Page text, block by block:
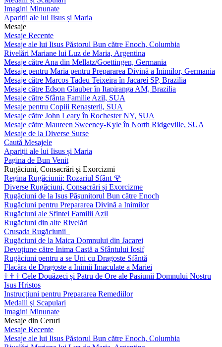
Imagini Minunate
Apariții ale lui Iisus și Maria
Mesaje
Mesaje Recente
Mesaje ale lui Iisus Păstorul Bun către Enoch, Columbia
Rivelări Mariane lui Luz de Maria, Argentina
Mesaje către Ana din Mellatz/Goettingen, Germania
Mesaje pentru Maria pentru Prepararea Divină a Inimilor, Germania
Mesaje către Marcos Tadeu Teixeira în Jacareí SP, Brazilia
Mesaje către Edson Glauber în Itapiranga AM, Brazilia
Mesaje către Sfânta Familie Azil, SUA
Mesaje pentru Copiii Renașterii, SUA
Mesaje către John Leary în Rochester NY, SUA
Mesaje către Maureen Sweeney-Kyle în North Ridgeville, SUA
Mesaje de la Diverse Surse
Caută Mesajele
Apariții ale lui Iisus și Maria
Pagina de Bun Venit
Rugăciuni, Consacrări și Exorcizmi
Regina Rugăciunii: Rozariul Sfânt 🌹
Diverse Rugăciuni, Consacrări și Exorcizme
Rugăciuni de la Isus Pășunitorul Bun către Enoch
Rugăciuni pentru Prepararea Divină a Inimilor
Rugăciuni ale Sfintei Familii Azil
Rugăciuni din alte Rivelări
Crusada Rugăciunii
Rugăciuni de la Maica Domnului din Jacarei
Devoțiune către Inima Castă a Sfântului Iosif
Rugăciuni pentru a se Uni cu Dragoste Sfântă
Flacăra de Dragoste a Inimii Imaculate a Mariei
† † † Cele Douăzeci și Patru de Ore ale Pasiunii Domnului Nostru
Isus Hristos
Instrucțiuni pentru Prepararea Remediilor
Medalii și Scapulari
Imagini Minunate
Mesaje din Ceruri
Mesaje Recente
Mesaje ale lui Iisus Păstorul Bun către Enoch, Columbia